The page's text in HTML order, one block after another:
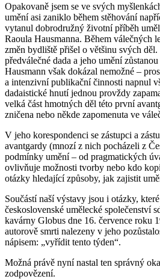
Opakovaně jsem se ve svých
umění asi zaniklo během stěhování
vytanul dobrodružný životní příběh
Raoula Hausmanna. Během válečných
změn bydliště přišel o většinu svých
předválečné dada a jeho umění
Hausmann však dokázal nemožné –
a intenzivní publikační činnosti napnul
dadaistické hnutí jednou provždy
velká část hmotných děl této první
zničena nebo někde zapomenuta ve
V jeho korespondenci se zástupci a
avantgardy (mnozí z nich pocházeli z
podmínky umění – od pragmatických
ovlivňuje možnosti tvorby nebo kdo
otázky hledající způsoby, jak zajistit
Součástí naší výstavy jsou i otázky,
československé umělecké společenství
kavárny Globus dne 16. července roku
autorově smrti nalezeny v jeho
nápisem: „vyřídit tento týden“.
Možná právě nyní nastal ten správný
zodpovězení.